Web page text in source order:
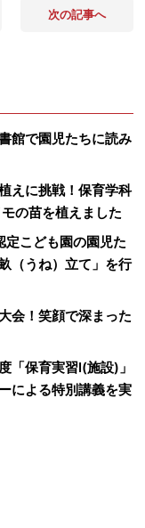
次の記事へ
館で園児たちに読み
えに挑戦！保育学科
の苗を植えました
定こども園の園児た
（うね）立て」を行
会！笑顔で深まった
「保育実習Ⅰ(施設)」
による特別講義を実